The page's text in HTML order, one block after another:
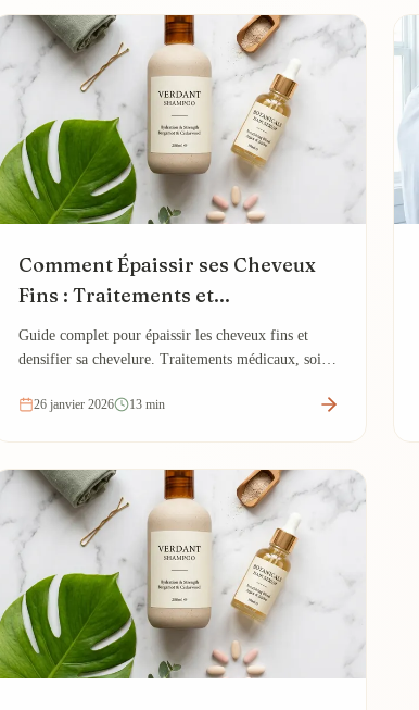
Comment Épaissir ses Cheveux
Fins : Traitements et...
Guide complet pour épaissir les cheveux fins et
densifier sa chevelure. Traitements médicaux, soins
26 janvier 2026 13 min